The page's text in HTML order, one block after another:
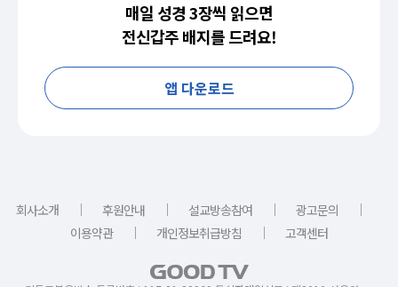
매일 성경 3장씩 읽으면
전신갑주 배지를 드려요!
앱 다운로드
회사소개 ｜ 후원안내 ｜ 설교방송참여 ｜ 광고문의
｜
이용약관
｜ 개인정보취급방침 ｜ 고객센터